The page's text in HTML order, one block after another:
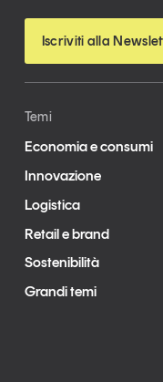
Iscriviti alla
Temi
Economia e consumi
Innovazione
Logistica
Retail e brand
Sostenibilità
Grandi temi